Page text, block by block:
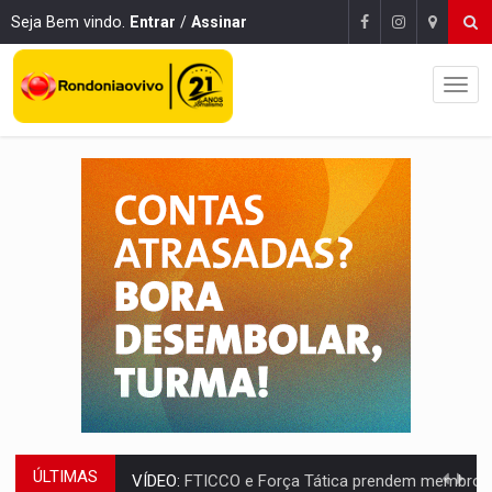
Seja Bem vindo. Entrar / Assinar
ÚLTIMAS VÍDEO: FTICCO e Força Tática prendem membro do CV com arma e drogas